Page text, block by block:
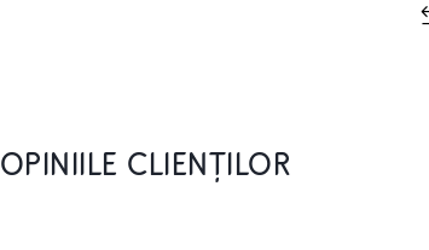
OPINIILE CLIENȚILOR